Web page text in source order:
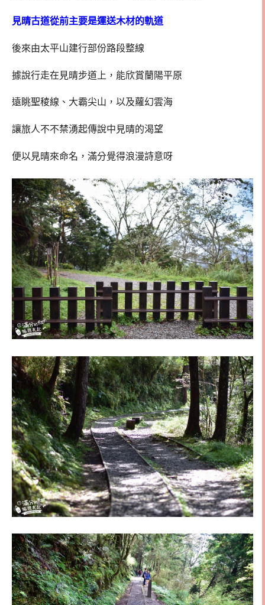
見晴古道從前主要是運送木材的軌道
後來由太平山建行部份路段整線
據說行走在見晴步道上，能欣賞蘭陽平原
遠眺聖稜線、大霸尖山，以及蘿幻雲海
讓旅人不不禁湧起傳說中見晴的渴望
便以見晴來命名，滿分覺得浪漫詩意呀